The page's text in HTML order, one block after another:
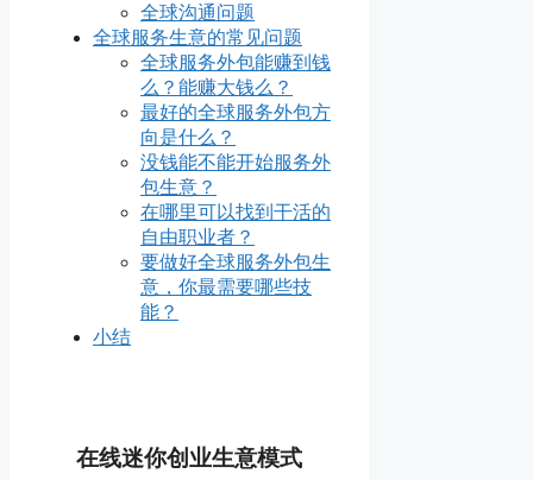
全球沟通问题
全球服务生意的常见问题
全球服务外包能赚到钱
么？能赚大钱么？
最好的全球服务外包方
向是什么？
没钱能不能开始服务外
包生意？
在哪里可以找到干活的
自由职业者？
要做好全球服务外包生
意，你最需要哪些技
能？
小结
在线迷你创业生意模式